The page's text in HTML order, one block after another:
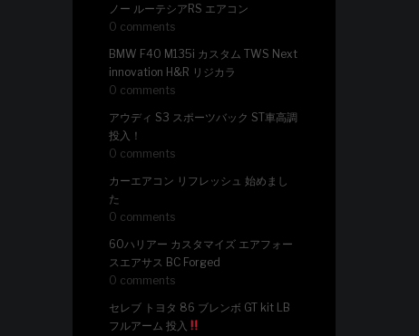
ノー ルーテシアRS エアコン
0 comments
BMW F40 M135i カスタム TWS Next
innovation H&R リジカラ
0 comments
アウディ S3 スポーツバック ST車高調
投入！
0 comments
カーエアコン リフレッシュ 始めまし
た
0 comments
60ハリアー カスタマイズ エアフォー
スエアサス BC Forged
0 comments
セレブ トヨタ 86 ブレンボ GT kit LB
フルアーム 投入